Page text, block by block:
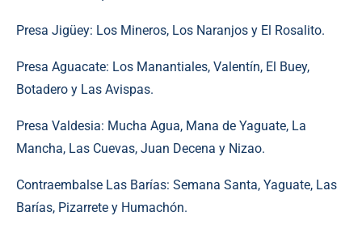
Presa Jigüey: Los Mineros, Los Naranjos y El Rosalito.
Presa Aguacate: Los Manantiales, Valentín, El Buey,
Botadero y Las Avispas.
Presa Valdesia: Mucha Agua, Mana de Yaguate, La
Mancha, Las Cuevas, Juan Decena y Nizao.
Contraembalse Las Barías: Semana Santa, Yaguate, Las
Barías, Pizarrete y Humachón.